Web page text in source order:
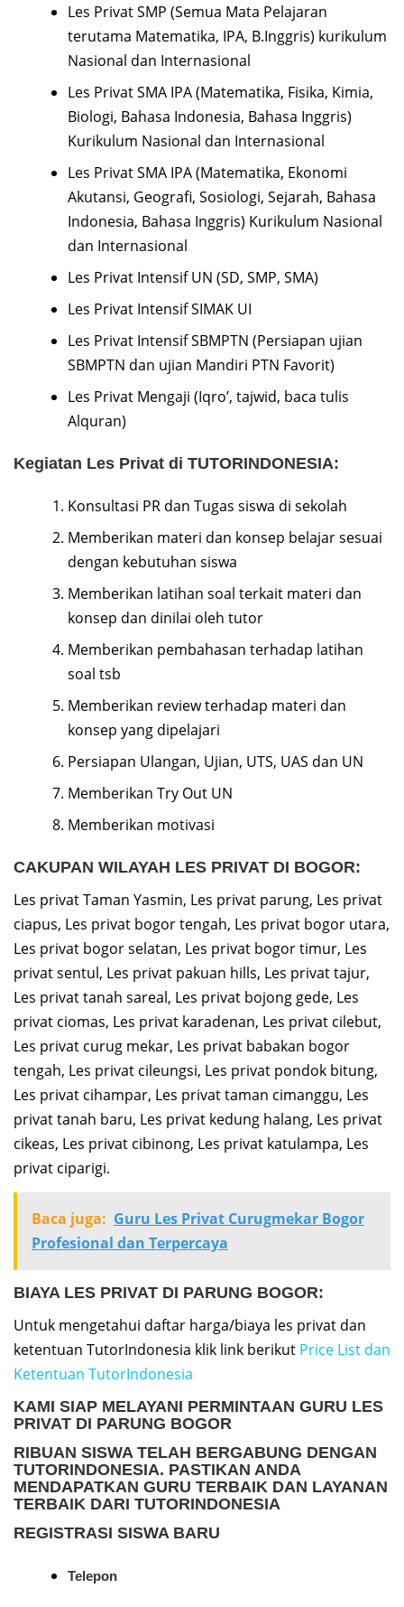
Les Privat SMP (Semua Mata Pelajaran
terutama Matematika, IPA, B.Inggris) kurikulum
Nasional dan Internasional
Les Privat SMA IPA (Matematika, Fisika, Kimia,
Biologi, Bahasa Indonesia, Bahasa Inggris)
Kurikulum Nasional dan Internasional
Les Privat SMA IPA (Matematika, Ekonomi
Akutansi, Geografi, Sosiologi, Sejarah, Bahasa
Indonesia, Bahasa Inggris) Kurikulum Nasional
dan Internasional
Les Privat Intensif UN (SD, SMP, SMA)
Les Privat Intensif SIMAK UI
Les Privat Intensif SBMPTN (Persiapan ujian
SBMPTN dan ujian Mandiri PTN Favorit)
Les Privat Mengaji (Iqro’, tajwid, baca tulis
Alquran)
Kegiatan Les Privat di TUTORINDONESIA:
Konsultasi PR dan Tugas siswa di sekolah
Memberikan materi dan konsep belajar sesuai
dengan kebutuhan siswa
Memberikan latihan soal terkait materi dan
konsep dan dinilai oleh tutor
Memberikan pembahasan terhadap latihan
soal tsb
Memberikan review terhadap materi dan
konsep yang dipelajari
Persiapan Ulangan, Ujian, UTS, UAS dan UN
Memberikan Try Out UN
Memberikan motivasi
CAKUPAN WILAYAH LES PRIVAT DI BOGOR:
Les privat Taman Yasmin, Les privat parung, Les privat
ciapus, Les privat bogor tengah, Les privat bogor utara,
Les privat bogor selatan, Les privat bogor timur, Les
privat sentul, Les privat pakuan hills, Les privat tajur,
Les privat tanah sareal, Les privat bojong gede, Les
privat ciomas, Les privat karadenan, Les privat cilebut,
Les privat curug mekar, Les privat babakan bogor
tengah, Les privat cileungsi, Les privat pondok bitung,
Les privat cihampar, Les privat taman cimanggu, Les
privat tanah baru, Les privat kedung halang, Les privat
cikeas, Les privat cibinong, Les privat katulampa, Les
privat ciparigi.
Baca juga: Guru Les Privat Curugmekar Bogor
Profesional dan Terpercaya
BIAYA LES PRIVAT DI PARUNG BOGOR:
Untuk mengetahui daftar harga/biaya les privat dan
ketentuan TutorIndonesia klik link berikut Price List dan
Ketentuan TutorIndonesia
KAMI SIAP MELAYANI PERMINTAAN GURU LES
PRIVAT DI PARUNG BOGOR
RIBUAN SISWA TELAH BERGABUNG DENGAN
TUTORINDONESIA. PASTIKAN ANDA
MENDAPATKAN GURU TERBAIK DAN LAYANAN
TERBAIK DARI TUTORINDONESIA
REGISTRASI SISWA BARU
Telepon